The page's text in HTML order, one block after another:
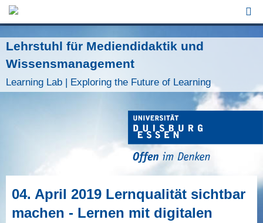
Lehrstuhl für Mediendidaktik und
Wissensmanagement
Learning Lab | Exploring the Future of Learning
04. April 2019 Lernqualität sichtbar
machen - Lernen mit digitalen